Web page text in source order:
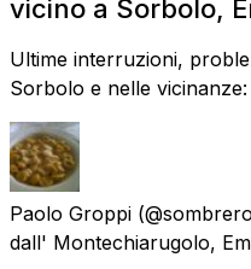
vicino a Sorbolo,
Ultime interruzioni,
Sorbolo e nelle vicinanze:
Paolo Groppi
dall' Montechiarugolo,